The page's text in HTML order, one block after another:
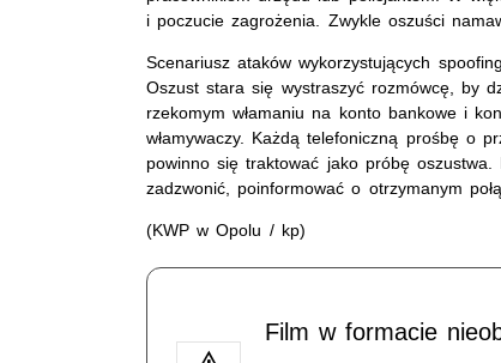
i poczucie zagrożenia. Zwykle oszuści
Scenariusz ataków wykorzystujących
Oszust stara się wystraszyć rozmówcę, by
rzekomym włamaniu na konto bankowe i
włamywaczy. Każdą telefoniczną prośbę o
powinno się traktować jako próbę
zadzwonić, poinformować o otrzymanym
(KWP w Opolu / kp)
Film w formacie